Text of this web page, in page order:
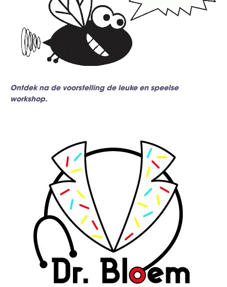
Ontdek na de voorstelling de leuke en speelse
workshop.